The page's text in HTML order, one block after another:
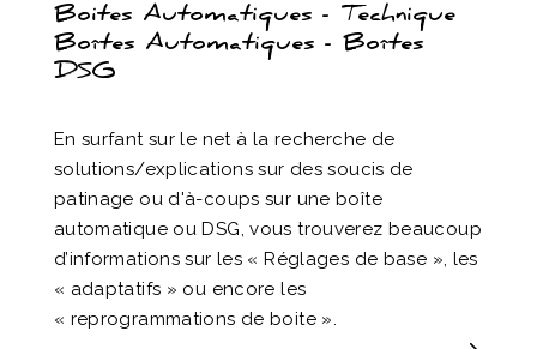
Boites Automatiques - Technique
Boîtes Automatiques - Boîtes
DSG
En surfant sur le net à la recherche de
solutions/explications sur des soucis de
patinage ou d'à-coups sur une boîte
automatique ou DSG, vous trouverez beaucoup
d’informations sur les « Réglages de base », les
« adaptatifs » ou encore les
« reprogrammations de boite ».